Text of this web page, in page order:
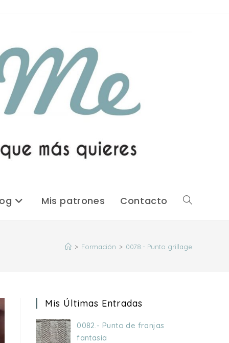
Mis patrones Contacto Alternar
> Formación > 0078.- Punto grillage
Mis Últimas Entradas
0082.- Punto de franjas
fantasía